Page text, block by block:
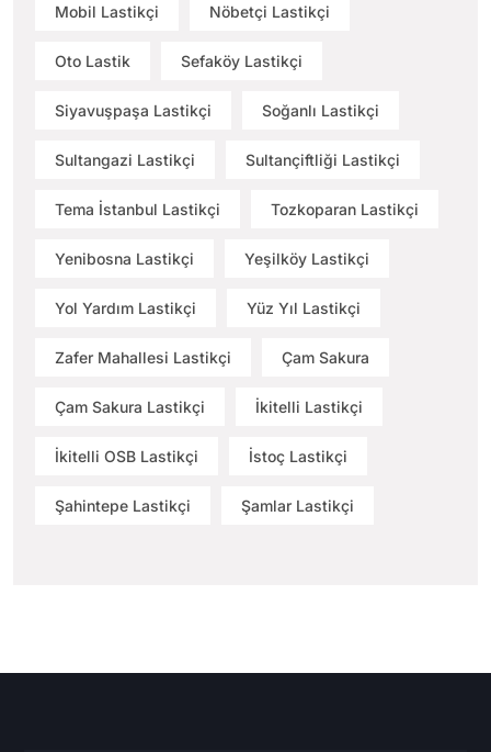
Mobil Lastikçi Nöbetçi Lastikçi
Oto Lastik Sefaköy Lastikçi
Siyavuşpaşa Lastikçi Soğanlı Lastikçi
Sultangazi Lastikçi Sultançiftliği Lastikçi
Tema İstanbul Lastikçi Tozkoparan Lastikçi
Yenibosna Lastikçi Yeşilköy Lastikçi
Yol Yardım Lastikçi Yüz Yıl Lastikçi
Zafer Mahallesi Lastikçi Çam Sakura
Çam Sakura Lastikçi İkitelli Lastikçi
İkitelli OSB Lastikçi İstoç Lastikçi
Şahintepe Lastikçi Şamlar Lastikçi